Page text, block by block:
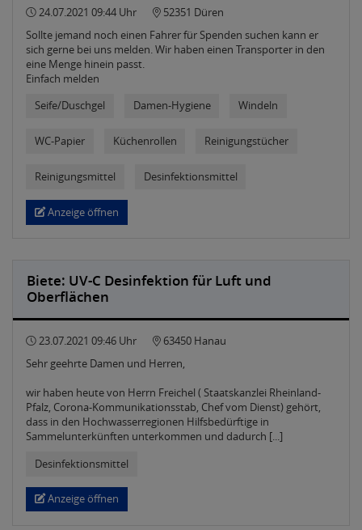
24.07.2021 09:44 Uhr
52351 Düren
Sollte jemand noch einen Fahrer für Spenden suchen kann er
sich gerne bei uns melden. Wir haben einen Transporter in den
eine Menge hinein passt.
Einfach melden
Seife/Duschgel
Damen-Hygiene Windeln
WC-Papier Küchenrollen Reinigungstücher
Reinigungsmittel Desinfektionsmittel
Anzeige öffnen
Biete: UV-C Desinfektion für Luft und
Oberflächen
23.07.2021 09:46 Uhr
63450 Hanau
Sehr geehrte Damen und Herren,
wir haben heute von Herrn Freichel ( Staatskanzlei Rheinland-
Pfalz, Corona-Kommunikationsstab, Chef vom Dienst) gehört,
dass in den Hochwasserregionen Hilfsbedürftige in
Sammelunterkünften unterkommen und dadurch [...]
Desinfektionsmittel
Anzeige öffnen